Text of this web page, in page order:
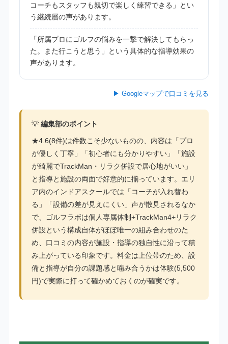
コーチもスタッフも親切で楽しく練習できる」とい
う継続層の声があります。
「所属プロにゴルフの悩みを一撃で解決してもらっ
た。また行こうと思う」という具体的な指導効果の
声があります。
▶ Googleマップで口コミを見る
💡 編集部のポイント
★4.6(8件)は件数こそ少ないものの、内容は「プロ
が優しく丁寧」「初心者にも分かりやすい」「施設
が綺麗でTrackMan・リラク併設で居心地がいい」
と指導と施設の両面で好意的に揃っています。エリ
ア内のインドアスクールでは「コーチが入れ替わ
る」「設備の差が見えにくい」声が散見されるなか
で、ゴルフラボは個人専属体制+TrackMan4+リラク
併設という構成自体がほぼ唯一の組み合わせのた
め、口コミの内容が施設・指導の独自性に沿って積
み上がっている印象です。料金は上位帯のため、設
備と指導が自分の課題感と噛み合うかは体験(5,500
円)で実際に打って確かめておくのが確実です。